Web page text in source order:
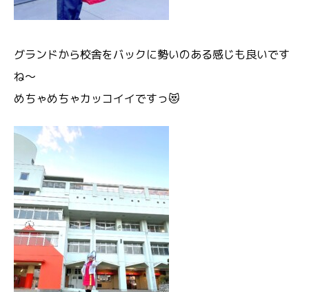
グランドから校舎をバックに勢いのある感じも良いです
ね～
めちゃめちゃカッコイイですっ😻